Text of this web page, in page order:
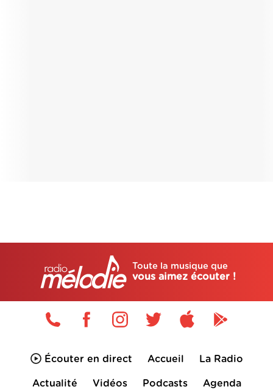
Toute la musique que
vous aimez écouter !
Écouter en direct Accueil La Radio
Actualité Vidéos Podcasts Agenda